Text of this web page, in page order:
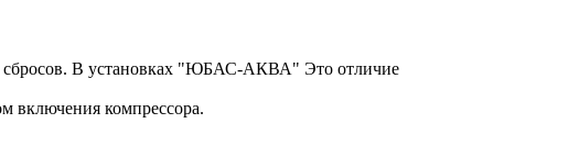
сбросов. В установках "ЮБАС-АКВА" Это отличие
компрессора.